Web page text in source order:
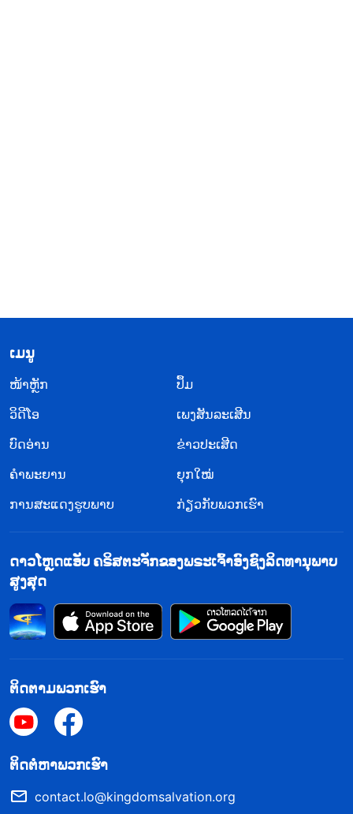
​ເມ​ນູ
​ໜ້າຫຼັກ
ປຶ້ມ
ວິ​ດີ​ໂອ
ເພງສັນລະເສີນ
ບົດອ່ານ
ຂ່າວປະເສີດ
ຄຳພະຍານ
ຍຸກໃໝ່
ການສະແດງຮູບພາບ
ກ່ຽວກັບພວກເຮົາ
ດາວໂຫຼດແອັບ ຄຣິສຕະຈັກຂອງພຣະເຈົ້າອົງຊົງລິດທານຸພາບ
ສູງສຸດ
ຕິດຕາມພວກເຮົາ
​ຕິດ​ຕໍ່​ຫາ​ພວກ​ເຮົາ
contact.lo@kingdomsalvation.org